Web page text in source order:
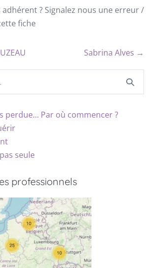
? Signalez nous une erreur /
fiche
Sabrina Alves →
perdue… Par où commencer ?
seule
professionnels